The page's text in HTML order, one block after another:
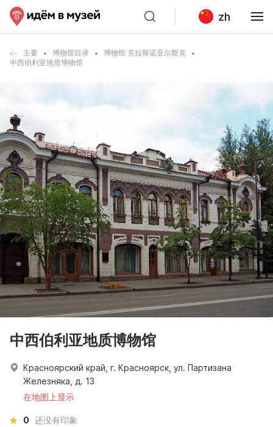
zh
主要 博物馆目录
博物馆 克拉斯诺亚尔斯克
中西伯利亚地质博物馆
中西伯利亚地质博物馆
Красноярский край, г. Красноярск, ул. Партизана
Железняка, д. 13
在地图上显示
0 还没有印象